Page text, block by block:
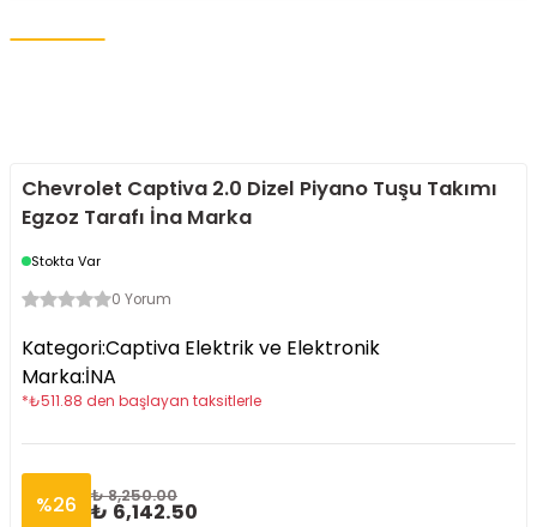
Chevrolet Captiva 2.0 Dizel Piyano Tuşu Takımı
Egzoz Tarafı İna Marka
Stokta Var
0 Yorum
Kategori:Captiva Elektrik ve Elektronik
Marka:İNA
*₺511.88 den başlayan taksitlerle
%26 ₺ 8,250.00
₺ 6,142.50